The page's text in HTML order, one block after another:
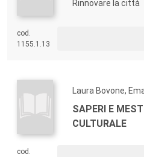
Rinnovare la città
cod.
1155.1.13
Laura Bovone,
SAPERI E
CULTURALE
cod.